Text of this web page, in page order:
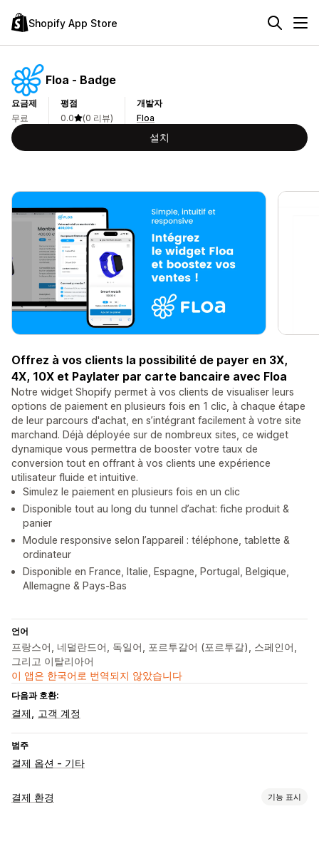
Shopify App Store
Floa ‑ Badge
요금제
무료
평점
0.0
(0 리뷰)
개발자
Floa
설치
Offrez à vos clients la possibilité de payer en 3X,
4X, 10X et Paylater par carte bancaire avec Floa
Notre widget Shopify permet à vos clients de visualiser leurs
options de paiement en plusieurs fois en 1 clic, à chaque étape
de leur parcours d'achat, en s’intégrant facilement à votre site
marchand. Déjà déployée sur de nombreux sites, ce widget
dynamique vous permettra de booster votre taux de
conversion tout en offrant à vos clients une expérience
utilisateur fluide et intuitive.
Simulez le paiement en plusieurs fois en un clic
Disponible tout au long du tunnel d’achat: fiche produit &
panier
Module responsive selon l’appareil : téléphone, tablette &
ordinateur
Disponible en France, Italie, Espagne, Portugal, Belgique,
Allemagne & Pays-Bas
언어
프랑스어, 네덜란드어, 독일어, 포르투갈어 (포르투갈), 스페인어,
그리고 이탈리아어
이 앱은 한국어로 번역되지 않았습니다
다음과 호환:
결제 고객 계정
범주
결제 옵션 - 기타
결제 환경 기능 표시